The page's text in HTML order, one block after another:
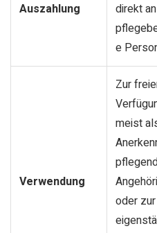
Auszahlung
direkt
e
Verwendung
Zur
meist
oder zur